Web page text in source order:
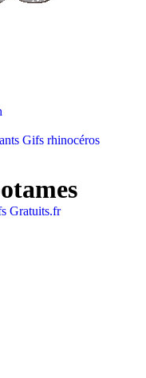
Gifs rhinocéros
Gratuits.fr